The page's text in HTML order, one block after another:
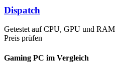
Dispatch
Getestet auf CPU, GPU und RAM
Preis prüfen
Gaming PC im Vergleich